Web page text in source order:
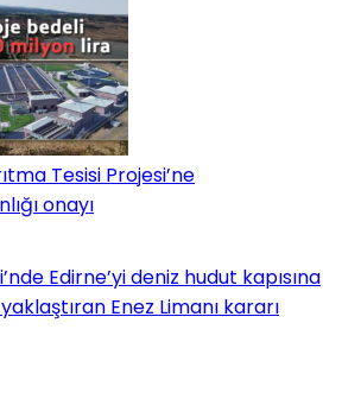
Tesisi Projesi’ne
onayı
Edirne’yi deniz hudut kapısına
Enez Limanı kararı